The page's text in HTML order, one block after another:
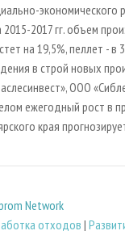
ПЛИТ
МЕБЕЛИ
REVIEW
экономического
2017 гг. объем
на 19,5%, пеллет - в
в строй новых
ООО
ежегодный рост в
края
Network
отходов|